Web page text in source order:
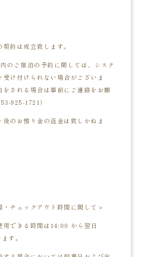
約は成立致します。
のご宿泊の予約に関しては、システ
受け付けられない場合がございま
をされる場合は事前にご連絡をお願
925-1721）
後のお預り金の返金は致しかねま
・チェックアウト時間に関して＞
用できる時間は14:00 から翌日
す。